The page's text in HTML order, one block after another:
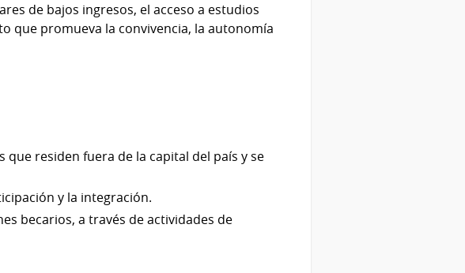
de bajos ingresos, el acceso a estudios
que promueva la convivencia, la autonomía
residen fuera de la capital del país y se
y la integración.
becarios, a través de actividades de